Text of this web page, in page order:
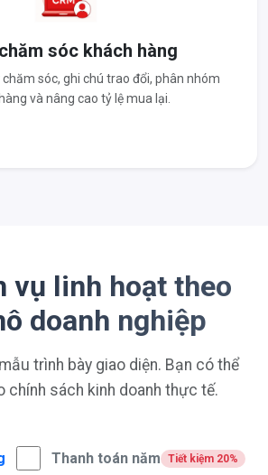
sóc khách hàng
sóc, ghi chú trao đổi, phân nhóm
và nâng cao tỷ lệ mua lại.
vụ linh hoạt theo
doanh nghiệp
trình bày giao diện. Bạn có thể
chính sách kinh doanh thực tế.
Thanh toán năm Tiết kiệm 20%